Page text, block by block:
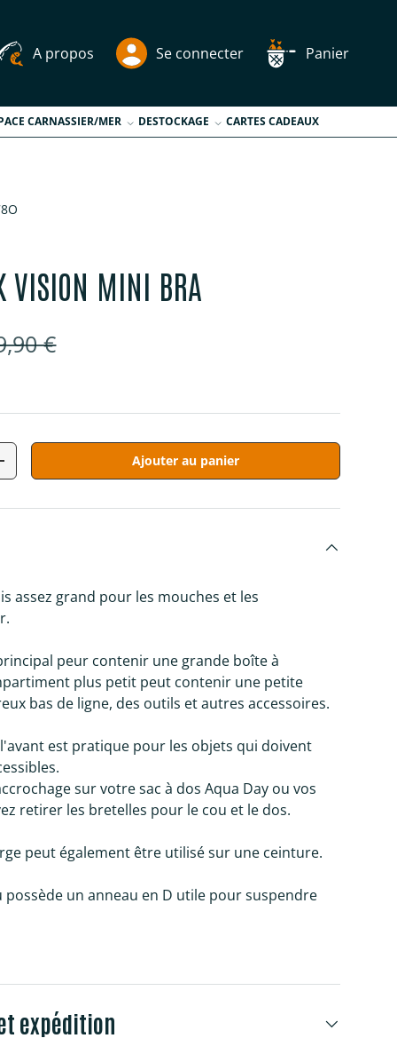
A propos Se connecter Panier
CARNASSIER/MER DESTOCKAGE CARTES CADEAUX
VISION MINI BRA
habituel
€
la quantitéAjouter au panier
assez grand pour les mouches et les
peur contenir une grande boîte à
plus petit peut contenir une petite
bas de ligne, des outils et autres accessoires.
est pratique pour les objets qui doivent
sur votre sac à dos Aqua Day ou vos
retirer les bretelles pour le cou et le dos.
peut également être utilisé sur une ceinture.
possède un anneau en D utile pour suspendre
expédition